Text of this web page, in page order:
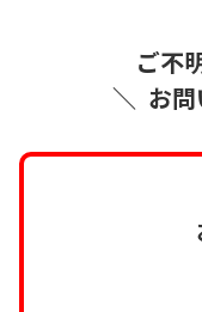
＼
ご不
お